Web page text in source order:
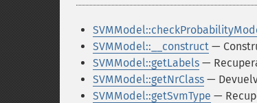
SVMModel::__construct —
SVMModel::getLabels —
SVMModel::getNrClass —
SVMModel::getSvmType —